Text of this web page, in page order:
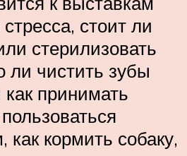
стоит ли
стерилизовать
ли чистить зубы
как принимать
кормить собаку,